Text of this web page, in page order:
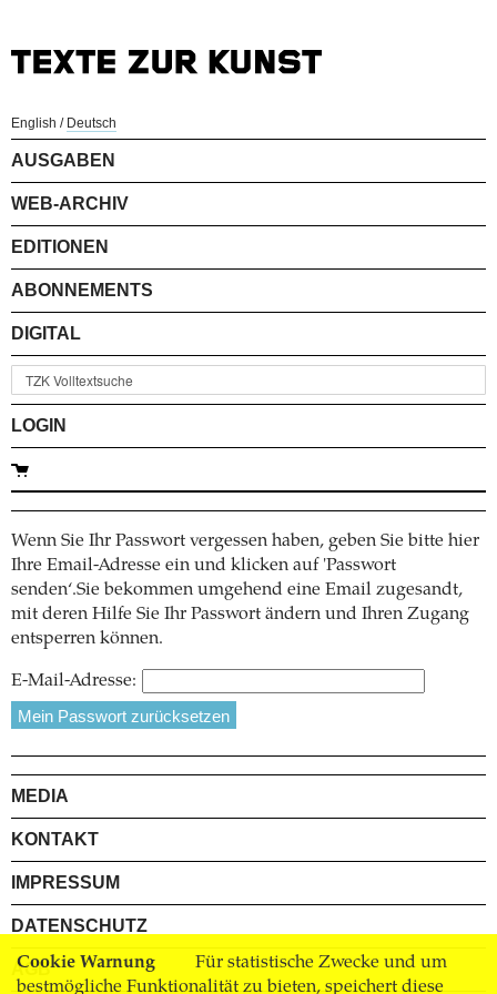
Cookie Warnung
Für statistische Zwecke und um
bestmögliche Funktionalität zu bieten, speichert diese
English / Deutsch
AUSGABEN
WEB-ARCHIV
EDITIONEN
ABONNEMENTS
DIGITAL
LOGIN
Wenn Sie Ihr Passwort vergessen haben, geben Sie bitte hier
Ihre Email-Adresse ein und klicken auf 'Passwort
senden‘.Sie bekommen umgehend eine Email zugesandt,
mit deren Hilfe Sie Ihr Passwort ändern und Ihren Zugang
entsperren können.
E-Mail-Adresse:
MEDIA
KONTAKT
IMPRESSUM
DATENSCHUTZ
AGB